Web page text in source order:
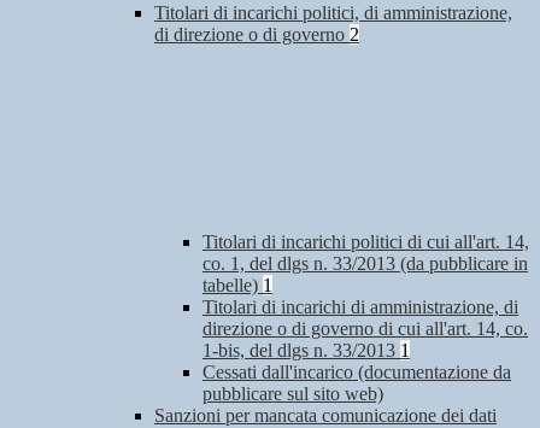
Titolari di incarichi politici, di amministrazione,
di direzione o di governo 2
Titolari di incarichi politici di cui all'art. 14,
co. 1, del dlgs n. 33/2013 (da pubblicare in
tabelle) 1
Titolari di incarichi di amministrazione, di
direzione o di governo di cui all'art. 14, co.
1-bis, del dlgs n. 33/2013 1
Cessati dall'incarico (documentazione da
pubblicare sul sito web)
Sanzioni per mancata comunicazione dei dati